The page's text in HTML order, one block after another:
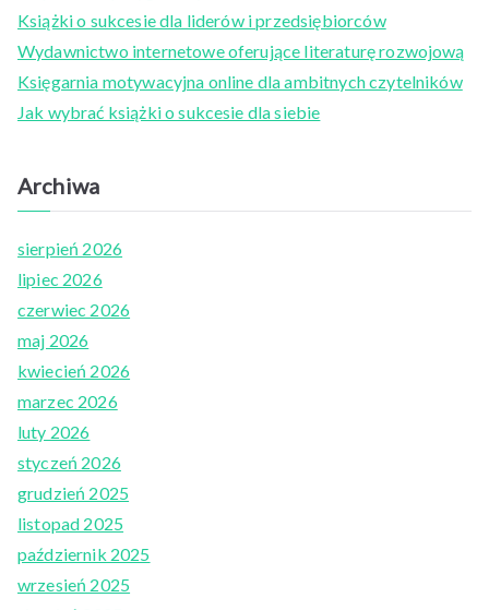
Książki o sukcesie dla liderów i przedsiębiorców
Wydawnictwo internetowe oferujące literaturę rozwojową
Księgarnia motywacyjna online dla ambitnych czytelników
Jak wybrać książki o sukcesie dla siebie
Archiwa
sierpień 2026
lipiec 2026
czerwiec 2026
maj 2026
kwiecień 2026
marzec 2026
luty 2026
styczeń 2026
grudzień 2025
listopad 2025
październik 2025
wrzesień 2025